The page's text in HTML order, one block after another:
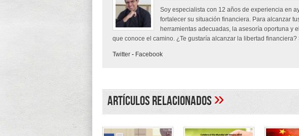
Soy especialista con 12 años de experiencia en
fortalecer su situación financiera. Para alcanzar
herramientas adecuadas, la asesoría oportuna y
que conoce el camino. ¿Te gustaría alcanzar la libertad
Twitter - Facebook
Artículos Relacionados»